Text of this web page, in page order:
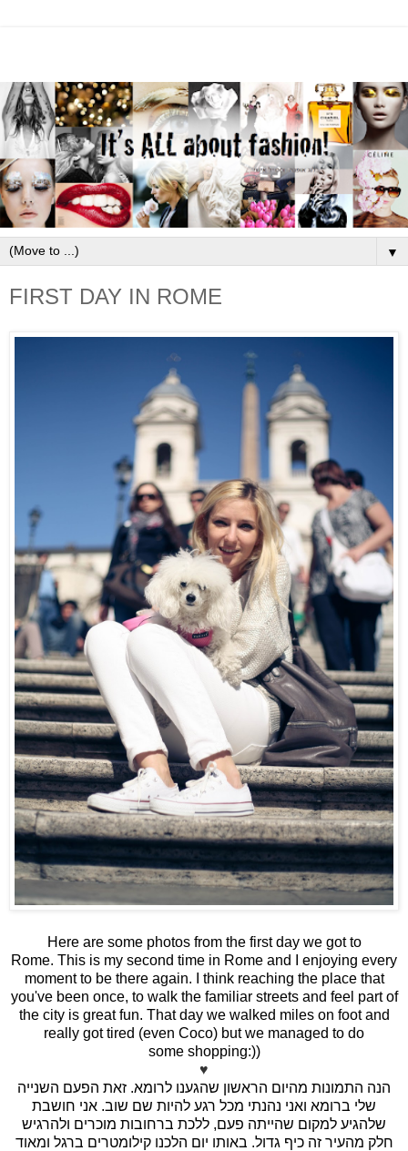
▼
FIRST DAY IN ROME
Here are some photos from the first day we got to
Rome. This is my second time in Rome and I enjoying every
moment to be there again. I think reaching the place that
you've been once, to walk the familiar streets and feel part of
the city is great fun. That day we walked miles on foot and
really got tired (even Coco) but we managed to do
some shopping:))
♥
הנה התמונות מהיום הראשון שהגענו לרומא. זאת הפעם השנייה
שלי ברומא ואני נהנתי מכל רגע להיות שם שוב. אני חושבת
שלהגיע למקום שהייתה פעם, ללכת ברחובות מוכרים ולהרגיש
חלק מהעיר זה כיף גדול. באותו יום הלכנו קילומטרים ברגל ומאוד